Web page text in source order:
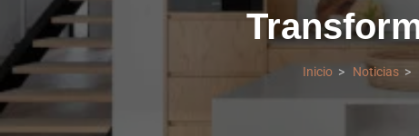
Inicio Noticias